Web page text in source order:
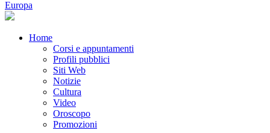
Home
Corsi e appuntamenti
Profili pubblici
Siti Web
Notizie
Cultura
Video
Oroscopo
Promozioni